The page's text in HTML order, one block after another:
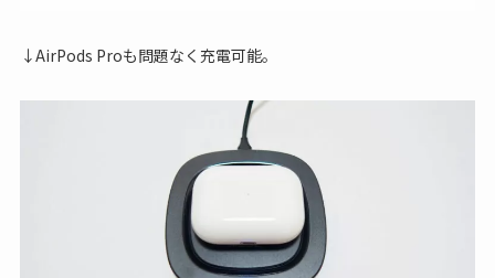
↓AirPods Proも問題なく充電可能。